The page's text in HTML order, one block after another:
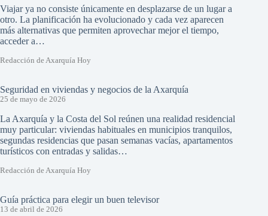
Viajar ya no consiste únicamente en desplazarse de un lugar a
otro. La planificación ha evolucionado y cada vez aparecen
más alternativas que permiten aprovechar mejor el tiempo,
acceder a…
Redacción de Axarquía Hoy
Seguridad en viviendas y negocios de la Axarquía
25 de mayo de 2026
La Axarquía y la Costa del Sol reúnen una realidad residencial
muy particular: viviendas habituales en municipios tranquilos,
segundas residencias que pasan semanas vacías, apartamentos
turísticos con entradas y salidas…
Redacción de Axarquía Hoy
Guía práctica para elegir un buen televisor
13 de abril de 2026